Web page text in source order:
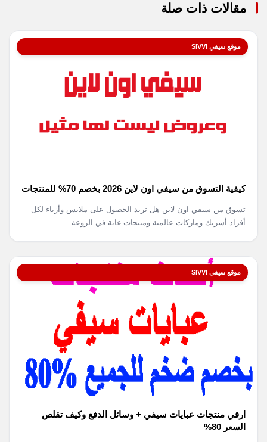
مقالات ذات صلة
موقع سيفي SIVVI
كيفية التسوق من سيفي اون لاين 2026 بخصم 70% للمنتجات
تسوق من سيفي اون لاين هل تريد الحصول على ملابس وأزياء لكل
أفراد أسرتك وماركات عالمية ومنتجات غاية في الروعة...
موقع سيفي SIVVI
ارقي منتجات عبايات سيفي + وسائل الدفع وكيف تقلص
السعر 80%